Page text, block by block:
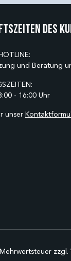
des
und Beratung
- 16:00 Uhr
unser
zzgl.